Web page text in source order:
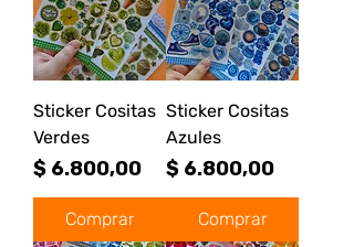
Sticker Cositas
Verdes
Precio
$ 6.800,00
Comprar
Sticker Cositas
Azules
Precio
$ 6.800,00
Comprar